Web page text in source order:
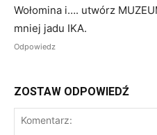
Wołomina i…. utwórz
mniej jadu IKA.
Odpowiedz
ZOSTAW ODPOWIEDŹ